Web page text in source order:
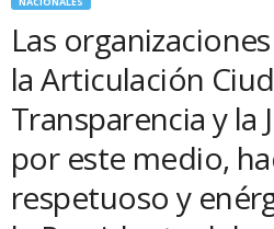
Las
la Articulación
Transparencia y la
por este medio,
respetuoso y